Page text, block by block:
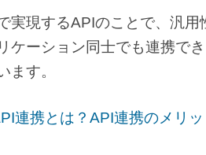
現するAPIのことで、汎用
ケーション同士でも連携で
ます。
連携とは？API連携のメリ